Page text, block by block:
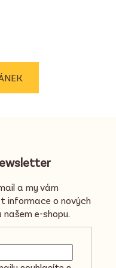
a my vám
informace o nových
e-shopu.